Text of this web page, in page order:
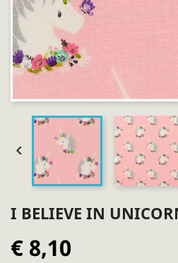

I BELIEVE IN
€ 8,10